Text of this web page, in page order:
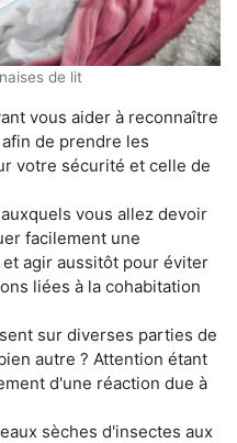
de lit
vous aider à reconnaître
de prendre les
votre sécurité et celle de
vous allez devoir
facilement une
agir aussitôt pour éviter
liées à la cohabitation
sur diverses parties de
autre ? Attention étant
d'une réaction due à
sèches d'insectes aux